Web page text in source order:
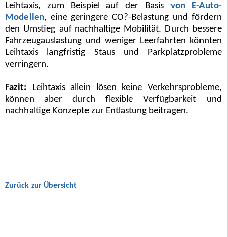
Leihtaxis, zum Beispiel auf der Basis von E-Auto-
Modellen, eine geringere CO?-Belastung und fördern
den Umstieg auf nachhaltige Mobilität. Durch bessere
Fahrzeugauslastung und weniger Leerfahrten könnten
Leihtaxis langfristig Staus und Parkplatzprobleme
verringern.
Fazit: Leihtaxis allein lösen keine Verkehrsprobleme,
können aber durch flexible Verfügbarkeit und
nachhaltige Konzepte zur Entlastung beitragen.
Zurück zur Übersicht